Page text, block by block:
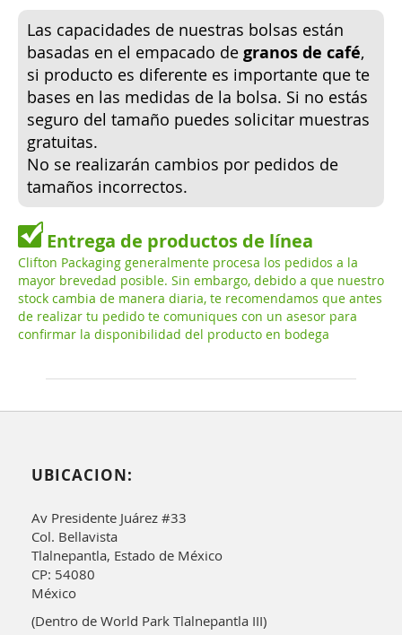
Las capacidades de nuestras bolsas están
basadas en el empacado de granos de café,
si producto es diferente es importante que te
bases en las medidas de la bolsa. Si no estás
seguro del tamaño puedes solicitar muestras
gratuitas.
No se realizarán cambios por pedidos de
tamaños incorrectos.
Entrega de productos de línea
Clifton Packaging generalmente procesa los pedidos a la
mayor brevedad posible. Sin embargo, debido a que nuestro
stock cambia de manera diaria, te recomendamos que antes
de realizar tu pedido te comuniques con un asesor para
confirmar la disponibilidad del producto en bodega
UBICACION:
Av Presidente Juárez #33
Col. Bellavista
Tlalnepantla, Estado de México
CP: 54080
México
(Dentro de World Park Tlalnepantla III)